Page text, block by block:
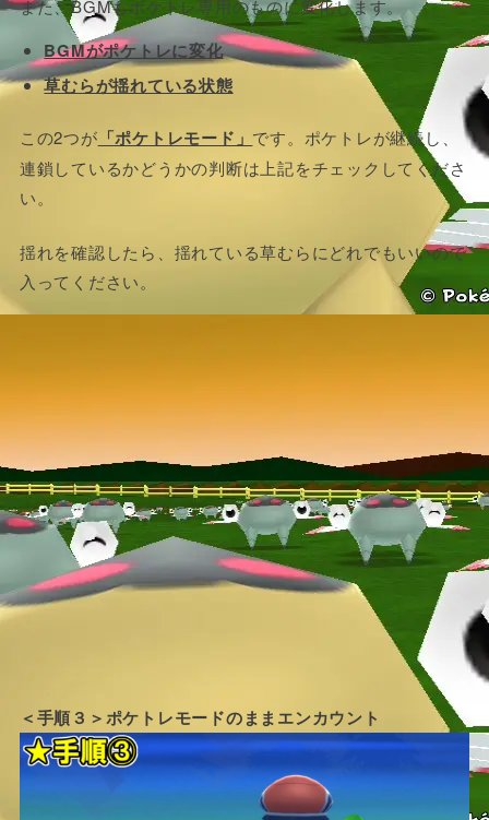
また、BGMもポケトレ専用のものに変化します。
BGMがポケトレに変化
草むらが揺れている状態
この2つが 「ポケトレモード」 です。ポケトレが継続し、
連鎖しているかどうかの判断は上記をチェックしてくださ
い。
揺れを確認したら、揺れている草むらにどれでもいいので
入ってください。
＜手順３＞ポケトレモードのままエンカウント